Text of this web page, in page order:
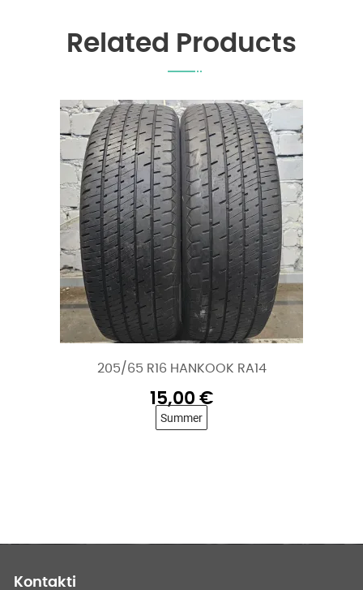
Related Products
205/65 R16 HANKOOK RA14
15,00 €
Summer
Kontakti